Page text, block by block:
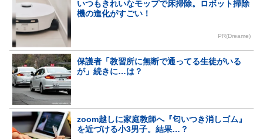
いつもきれいなモップで床掃除。ロボット掃除
機の進化がすごい！
PR(Dreame)
保護者「教習所に無断で通ってる生徒がいる
が」続きに…は？
zoom越しに家庭教師へ『匂いつき消しゴム』
を近づける小3男子。結果…？